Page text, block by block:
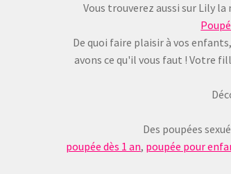
Vous trouverez aussi sur Lily
De quoi faire plaisir à vos
avons ce qu'il vous faut ! Votre
Des poupées
poupée dès 1 an, poupée pour